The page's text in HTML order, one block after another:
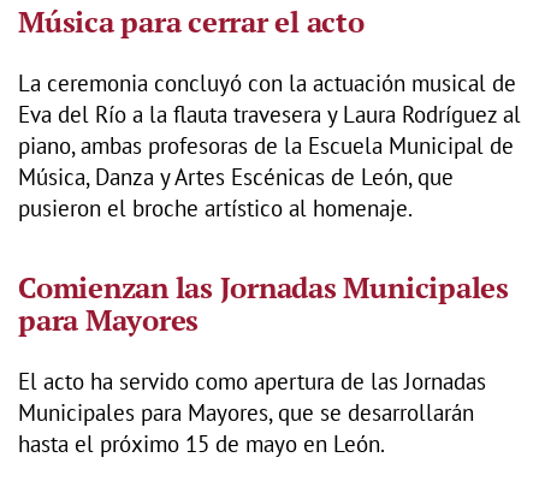
Música para cerrar el acto
La ceremonia concluyó con la actuación musical de
Eva del Río a la flauta travesera y Laura Rodríguez al
piano, ambas profesoras de la Escuela Municipal de
Música, Danza y Artes Escénicas de León, que
pusieron el broche artístico al homenaje.
Comienzan las Jornadas Municipales
para Mayores
El acto ha servido como apertura de las Jornadas
Municipales para Mayores, que se desarrollarán
hasta el próximo 15 de mayo en León.